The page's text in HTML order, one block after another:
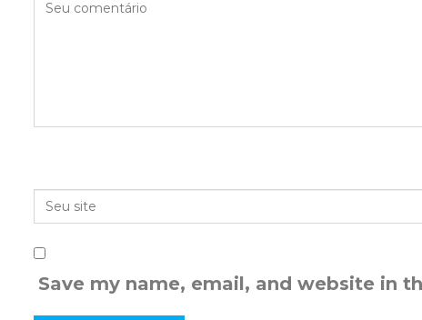
Save my name, email, and website in